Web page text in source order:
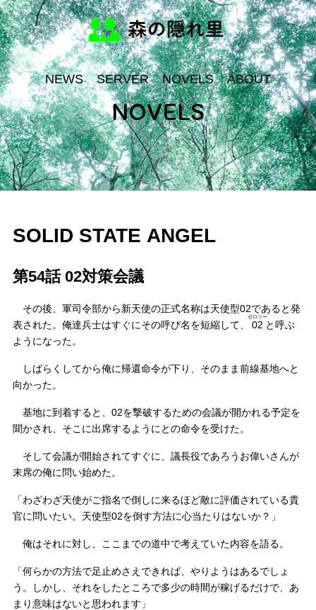
NEWS SERVER NOVELS ABOUT
NOVELS
SOLID STATE ANGEL
第54話 02対策会議
その後、軍司令部から新天使の正式名称は天使型02であると発
表された。俺達兵士はすぐにその呼び名を短縮して、
02
ゼロツー
と呼ぶ
ようになった。
しばらくしてから俺に帰還命令が下り、そのまま前線基地へと
向かった。
基地に到着すると、02を撃破するための会議が開かれる予定を
聞かされ、そこに出席するようにとの命令を受けた。
そして会議が開始されてすぐに、議長役であろうお偉いさんが
末席の俺に問い始めた。
「わざわざ天使がご指名で倒しに来るほど敵に評価されている貴
官に問いたい。天使型02を倒す方法に心当たりはないか？」
俺はそれに対し、ここまでの道中で考えていた内容を語る。
「何らかの方法で足止めさえできれば、やりようはあるでしょ
う。しかし、それをしたところで多少の時間が稼げるだけで、あ
まり意味はないと思われます」